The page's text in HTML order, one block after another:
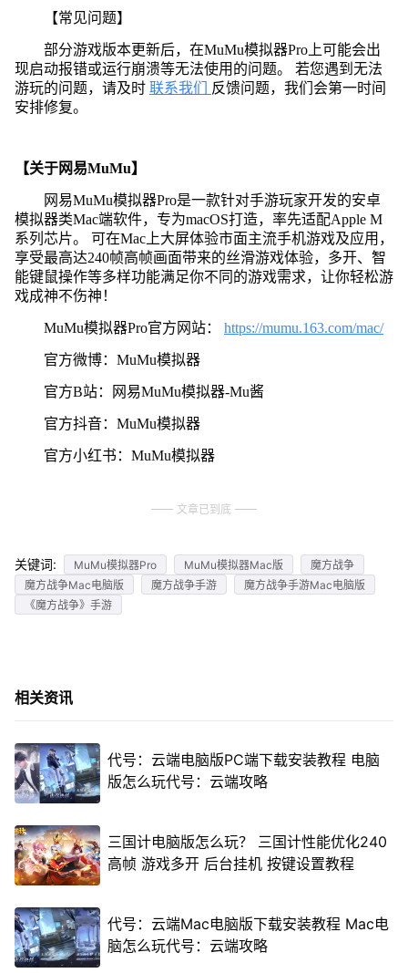
【常见问题】
部分游戏版本更新后，在MuMu模拟器Pro上可能会出
现启动报错或运行崩溃等无法使用的问题。 若您遇到无法
游玩的问题，请及时 联系我们
反馈问题，我们会第一时间
安排修复。
【关于网易MuMu】
网易MuMu模拟器Pro是一款针对手游玩家开发的安卓
模拟器类Mac端软件，专为macOS打造，率先适配Apple M
系列芯片。 可在Mac上大屏体验市面主流手机游戏及应用，
享受最高达240帧高帧画面带来的丝滑游戏体验，多开、智
能键鼠操作等多样功能满足你不同的游戏需求，让你轻松游
戏成神不伤神！
MuMu模拟器Pro官方网站： https://mumu.163.com/mac/
官方微博：MuMu模拟器
官方B站：网易MuMu模拟器-Mu酱
官方抖音：MuMu模拟器
官方小红书：MuMu模拟器
文章已到底
关键词: MuMu模拟器Pro MuMu模拟器Mac版
魔方战争
魔方战争Mac电脑版
魔方战争手游
魔方战争手游Mac电脑版
《魔方战争》手游
相关资讯
代号：云端电脑版PC端下载安装教程 电脑
版怎么玩代号：云端攻略
三国计电脑版怎么玩？ 三国计性能优化240
高帧 游戏多开 后台挂机 按键设置教程
代号：云端Mac电脑版下载安装教程 Mac电
脑怎么玩代号：云端攻略